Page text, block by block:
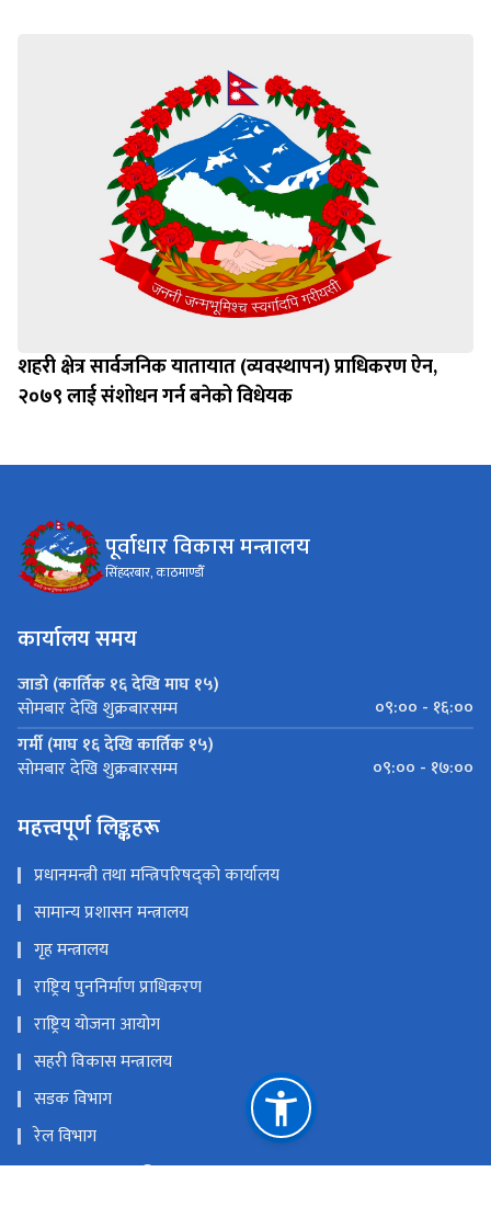
शहरी क्षेत्र सार्वजनिक यातायात (व्यवस्थापन) प्राधिकरण ऐन,
२०७९ लाई संशोधन गर्न बनेको विधेयक
पूर्वाधार विकास मन्त्रालय
सिंहदरबार, काठमाण्डौँ
कार्यालय समय
जाडो (कार्तिक १६ देखि माघ १५)
सोमबार देखि शुक्रबारसम्म
०९:०० - १६:००
गर्मी (माघ १६ देखि कार्तिक १५)
सोमबार देखि शुक्रबारसम्म ०९:०० - १७:००
महत्त्वपूर्ण लिङ्कहरू
प्रधानमन्त्री तथा मन्त्रिपरिषद्को कार्यालय
सामान्य प्रशासन मन्त्रालय
गृह मन्त्रालय
राष्ट्रिय पुननिर्माण प्राधिकरण
राष्ट्रिय योजना आयोग
सहरी विकास मन्त्रालय
सडक विभाग
रेल विभाग
यातायात व्यवस्था विभाग